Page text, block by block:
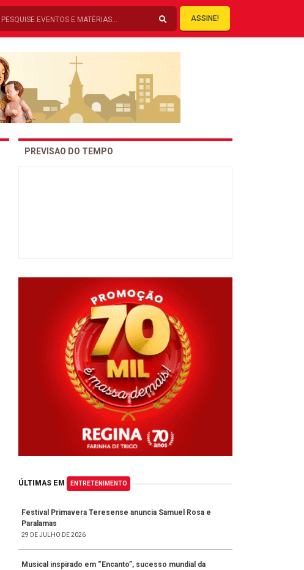
ASSINE!
PREVISAO DO TEMPO
ÚLTIMAS EM ENTRETENIMENTO
Festival Primavera Teresense anuncia Samuel Rosa e
Paralamas
29 DE JULHO DE 2026
Musical inspirado em “Encanto”, sucesso mundial da